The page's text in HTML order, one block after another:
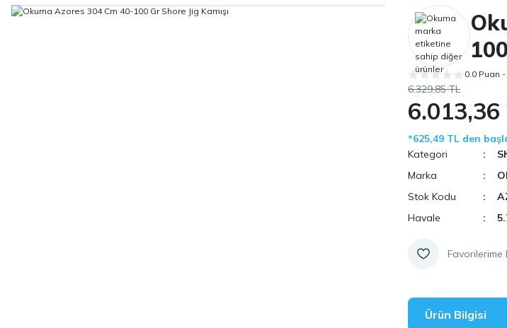
0.0 Puan
6.329,85 TL
6.013,36
*625,49 TL den
Kategori
Marka
Stok Kodu
Havale
Ürün Bilgisi